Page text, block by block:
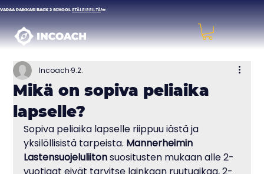
VARAA PAIKKASI BACK 2 SCHOOLETÄLEIREILTÄ!👑
Mikä on sopiva peliaika
lapselle?
Incoach 9.2.
Sopiva peliaika lapselle riippuu iästä ja
yksilöllisistä tarpeista. Mannerheimin
Lastensuojeluliiton suositusten mukaan alle 2-